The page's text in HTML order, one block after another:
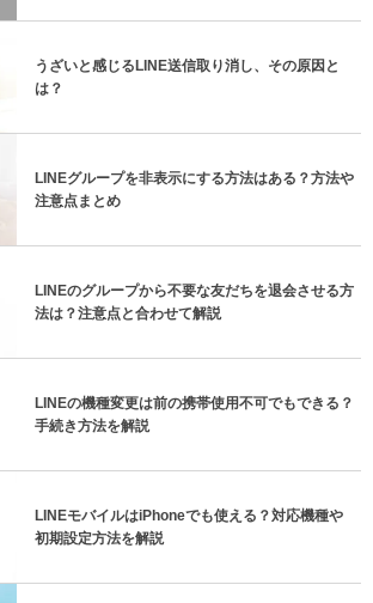
うざいと感じるLINE送信取り消し、その原因と
は？
LINEグループを非表示にする方法はある？方法や
注意点まとめ
LINEのグループから不要な友だちを退会させる方
法は？注意点と合わせて解説
LINEの機種変更は前の携帯使用不可でもできる？
手続き方法を解説
LINEモバイルはiPhoneでも使える？対応機種や
初期設定方法を解説